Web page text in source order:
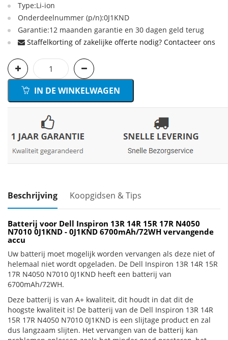
Type:Li-ion
Onderdeelnummer (p/n):0J1KND
Garantie:12 maanden garantie en 30 dagen geld terug
Staffelkorting of zakelijke offerte nodig? Contacteer ons
IN DE WINKELWAGEN
Beschrijving Koopgidsen & Tips
Batterij voor Dell Inspiron 13R 14R 15R 17R N4050
N7010 0J1KND - 0J1KND 6700mAh/72WH vervangende
accu
Uw batterij moet mogelijk worden vervangen als deze niet of
helemaal niet wordt opgeladen. De Dell Inspiron 13R 14R 15R
17R N4050 N7010 0J1KND heeft een batterij van
6700mAh/72WH.
Deze batterij is van A+ kwaliteit, dit houdt in dat dit de
hoogste kwaliteit is! De batterij van de Dell Inspiron 13R 14R
15R 17R N4050 N7010 0J1KND is een slijtage product en zal
dus langzaam slijten. Het vervangen van de batterij kan